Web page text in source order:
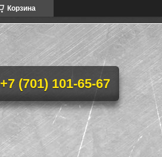
Корзина
+7 (701) 101-65-67